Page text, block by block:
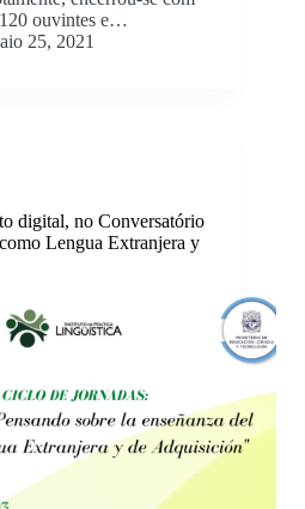
ouvintes e…
25, 2021
digital, no Conversatório
Lengua Extranjera y